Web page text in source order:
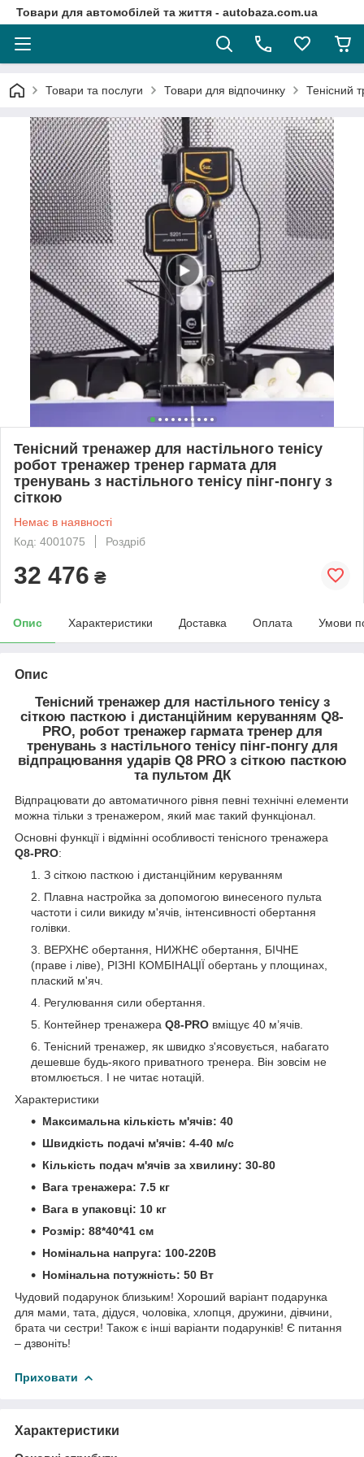
Товари для автомобілей та життя - autobaza.com.ua
Товари та послуги Товари для відпочинку Тенісний
Тенісний тренажер для настільного тенісу
робот тренажер тренер гармата для
тренувань з настільного тенісу пінг-понгу з
сіткою
Немає в наявності
Код: 4001075
Роздріб
32 476 ₴
Опис Характеристики Доставка Оплата Умови
Опис
Тенісний тренажер для настільного тенісу з
сіткою пасткою і дистанційним керуванням Q8-
PRO, робот тренажер гармата тренер для
тренувань з настільного тенісу пінг-понгу для
відпрацювання ударів Q8 PRO з сіткою пасткою
та пультом ДК
Відпрацювати до автоматичного рівня певні технічні елементи
можна тільки з тренажером, який має такий функціонал.
Основні функції і відмінні особливості тенісного тренажера
Q8-PRO:
З сіткою пасткою і дистанційним керуванням
Плавна настройка за допомогою винесеного пульта
частоти і сили викиду м'ячів, інтенсивності обертання
голівки.
ВЕРХНЄ обертання, НИЖНЄ обертання, БІЧНЕ
(праве і ліве), РІЗНІ КОМБІНАЦІЇ обертань у площинах,
плаский м'яч.
Регулювання сили обертання.
Контейнер тренажера Q8-PRO вміщує 40 м’ячів.
Тенісний тренажер, як швидко з'ясовується, набагато
дешевше будь-якого приватного тренера. Він зовсім не
втомлюється. І не читає нотацій.
Характеристики
Максимальна кількість м'ячів: 40
Швидкість подачі м'ячів: 4-40 м/с
Кількість подач м'ячів за хвилину: 30-80
Вага тренажера: 7.5 кг
Вага в упаковці: 10 кг
Розмір: 88*40*41 см
Номінальна напруга: 100-220В
Номінальна потужність: 50 Вт
Чудовий подарунок близьким! Хороший варіант подарунка
для мами, тата, дідуся, чоловіка, хлопця, дружини, дівчини,
брата чи сестри! Також є інші варіанти подарунків! Є питання
– дзвоніть!
Приховати
Характеристики